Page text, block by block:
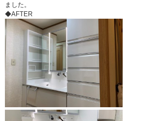
ました。
◆AFTER